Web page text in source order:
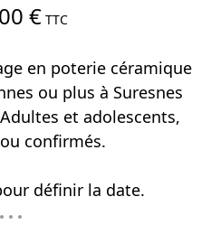
€ TTC
en poterie céramique
ou plus à Suresnes
et adolescents,
confirmés.
définir la date.